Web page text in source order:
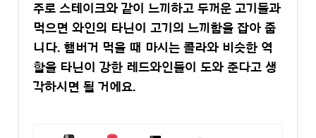
주로 스테이크와 같이 느끼하고 두꺼운 고기들과
먹으면 와인의 타닌이 고기의 느끼함을 잡아 줍
니다. 햄버거 먹을 때 마시는 콜라와 비슷한 역
할을 타닌이 강한 레드와인들이 도와 준다고 생
각하시면 될 거에요.